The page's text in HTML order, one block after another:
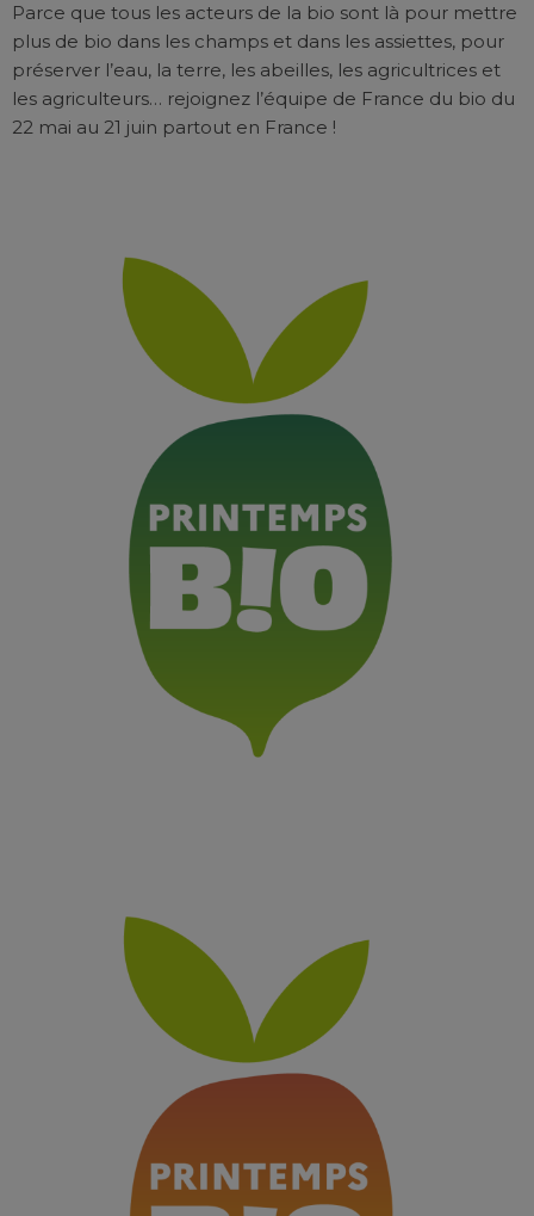
Parce que tous les acteurs de la bio sont là pour mettre
plus de bio dans les champs et dans les assiettes, pour
préserver l’eau, la terre, les abeilles, les agricultrices et
les agriculteurs… rejoignez l’équipe de France du bio du
22 mai au 21 juin partout en France !